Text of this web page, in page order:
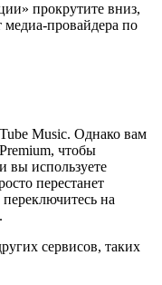
прокрутите вниз,
медиа-провайдера по
Music. Однако вам
чтобы
вы используете
перестанет
на
сервисов, таких